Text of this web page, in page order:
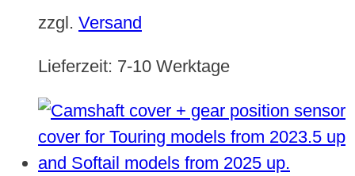
zzgl. Versand
Lieferzeit: 7-10 Werktage